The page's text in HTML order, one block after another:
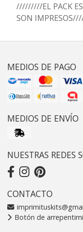
/////////EL PACK
SON
MEDIOS DE PAGO
MEDIOS DE ENVÍO
NUESTRAS REDES
CONTACTO
Botón de